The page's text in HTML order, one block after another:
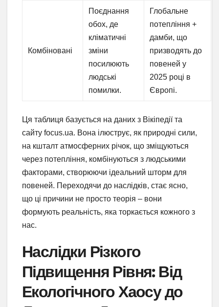
Комбіновані
Поєднання
обох, де
кліматичні
зміни
посилюють
людські
помилки.
Глобальне
потепління +
дамби, що
призводять до
повеней у
2025 році в
Європі.
Ця таблиця базується на даних з Вікіпедії та
сайту focus.ua. Вона ілюструє, як природні сили,
на кшталт атмосферних річок, що зміщуються
через потепління, комбінуються з людськими
факторами, створюючи ідеальний шторм для
повеней. Переходячи до наслідків, стає ясно,
що ці причини не просто теорія – вони
формують реальність, яка торкається кожного з
нас.
Наслідки Різкого
Підвищення Рівня: Від
Екологічного Хаосу до